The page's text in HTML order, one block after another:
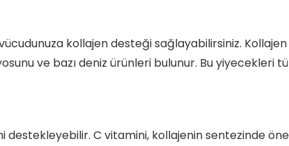
kollajen desteği sağlayabilirsiniz.
ve bazı deniz ürünleri bulunur. Bu
C vitamini, kollajenin sentezinde